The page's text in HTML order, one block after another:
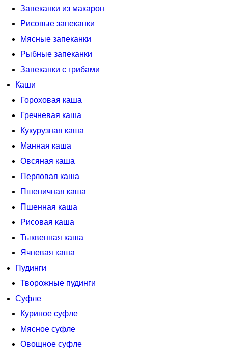
Запеканки из макарон
Рисовые запеканки
Мясные запеканки
Рыбные запеканки
Запеканки с грибами
Каши
Гороховая каша
Гречневая каша
Кукурузная каша
Манная каша
Овсяная каша
Перловая каша
Пшеничная каша
Пшенная каша
Рисовая каша
Тыквенная каша
Ячневая каша
Пудинги
Творожные пудинги
Суфле
Куриное суфле
Мясное суфле
Овощное суфле